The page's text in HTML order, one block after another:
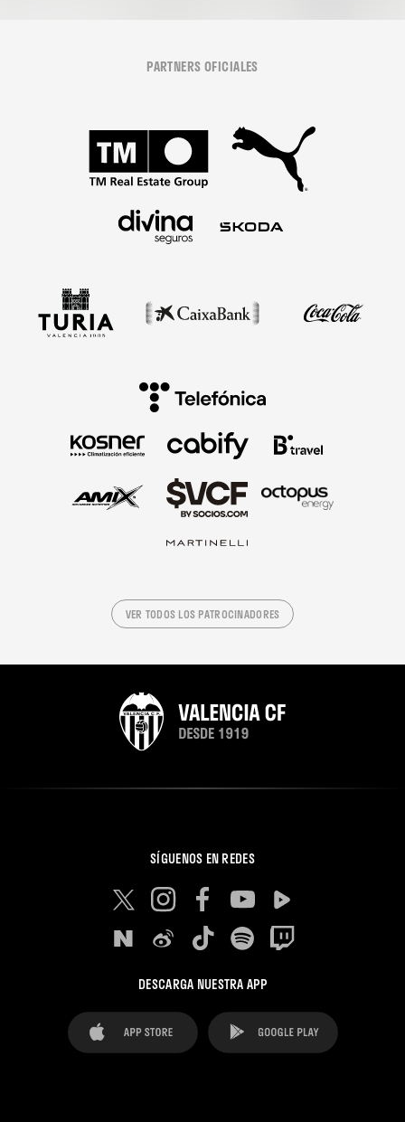
PARTNERS OFICIALES
VER TODOS LOS PATROCINADORES
SÍGUENOS EN REDES
DESCARGA NUESTRA APP